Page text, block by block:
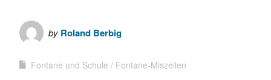
by Roland Berbig
Fontane und Schule Fontane-Miszellen